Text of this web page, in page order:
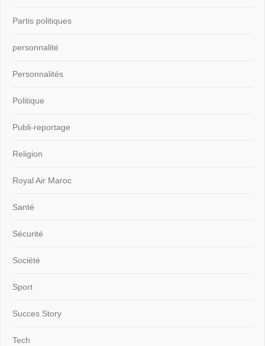
Partis politiques
personnalité
Personnalités
Politique
Publi-reportage
Religion
Royal Air Maroc
Santé
Sécurité
Société
Sport
Succes Story
Tech